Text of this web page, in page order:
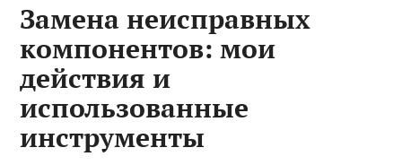
Замена неисправных
компонентов: мои
действия и
использованные
инструменты